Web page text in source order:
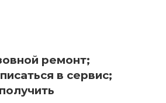
ремонт;
в сервис;